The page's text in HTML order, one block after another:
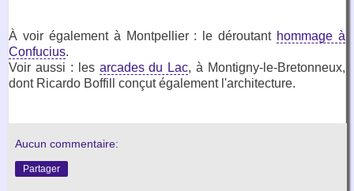
À voir également à Montpellier : le déroutant hommage à
Confucius.
Voir aussi : les arcades du Lac, à Montigny-le-Bretonneux,
dont Ricardo Boffill conçut également l'architecture.
Aucun commentaire:
Partager